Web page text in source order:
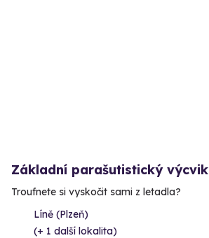
Základní parašutistický výcvik
Troufnete si vyskočit sami z letadla?
Líně (Plzeň)
(+ 1 další lokalita)